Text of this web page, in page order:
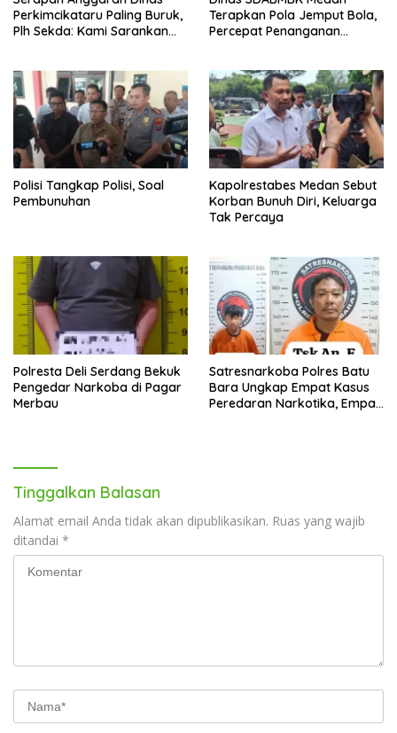
Perkimcikataru Paling Buruk,
Plh Sekda: Kami Sarankan
Terapkan Pola Jemput Bola,
Percepat Penanganan
Polisi Tangkap Polisi, Soal
Pembunuhan
Kapolrestabes Medan Sebut
Korban Bunuh Diri, Keluarga
Tak Percaya
Polresta Deli Serdang Bekuk
Pengedar Narkoba di Pagar
Merbau
Satresnarkoba Polres Batu
Bara Ungkap Empat Kasus
Peredaran Narkotika, Empat
Tinggalkan Balasan
Alamat email Anda tidak akan dipublikasikan. Ruas yang wajib
ditandai *